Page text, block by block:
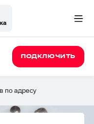
ПОДКЛЮЧИТЬ
по адресу